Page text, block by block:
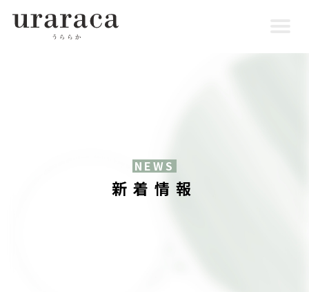
NEWS
新着情報